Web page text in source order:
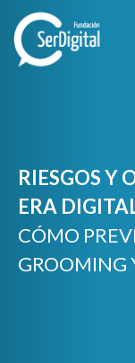
content
RIESGOS Y
ERA
CÓMO
GROOMING